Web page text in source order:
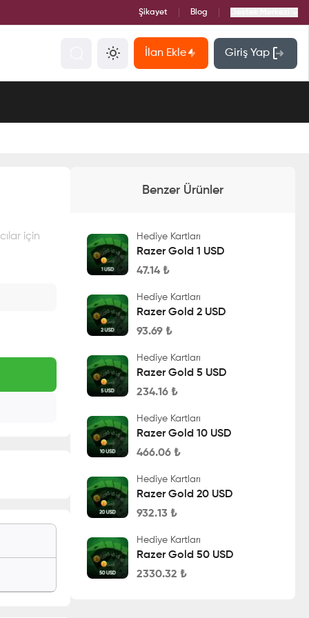
Şikayet Blog
İlan Ekle Giriş Yap
için
Benzer Ürünler
Hediye Kartları
Razer Gold 1 USD
47.14 ₺
Hediye Kartları
Razer Gold 2 USD
93.69 ₺
Hediye Kartları
Razer Gold 5 USD
234.16 ₺
Hediye Kartları
Razer Gold 10 USD
466.06 ₺
Hediye Kartları
Razer Gold 20 USD
932.13 ₺
Hediye Kartları
Razer Gold 50 USD
2330.32 ₺